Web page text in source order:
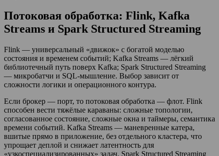
Потоковая обработка: Flink, Kafka
Streams и Spark Structured Streaming
Flink — универсальный «движок» с богатой моделью
состояния и временем событий; Kafka Streams — лёгкий
библиотечный путь поверх Kafka; Spark Structured Streaming
— микробатчи и SQL-мышление. Выбор зависит от
сложности логики и операционного контура.
Если брокер — порт, то потоковая обработка — флот. Flink
способен вести тяжёлые караваны: сложные топологии,
согласованное состояние, сложные окна и таймеры, семантика
времени событий. Kafka Streams — маневренные катера,
вшитые прямо в приложение, без отдельного кластера, что
упрощает деплой и снижает латентность для
«узкоспециализированных» задач. Spark Structured Streaming